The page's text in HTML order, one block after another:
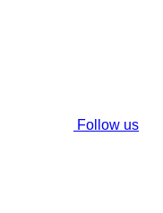
Follow us